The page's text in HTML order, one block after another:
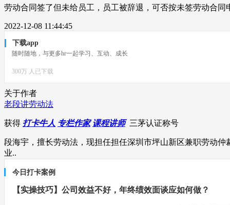
劳动合同签了但未给员工，员工被辞退，可否按未签劳动合同
2022-12-08 11:44:45
下载app
随时随地，与更多hr一起学习、互动、成长
300万 人已下载
关于作者
老段讲劳动法
获得 打卡牛人 专栏作家 课程讲师 三茅认证称号
段海宇，擅长劳动法，现担任担任深圳市坪山新区兼职劳动
业..
今日打卡案例
【实操技巧】公司效益不好，年终绩效面谈应如何做？